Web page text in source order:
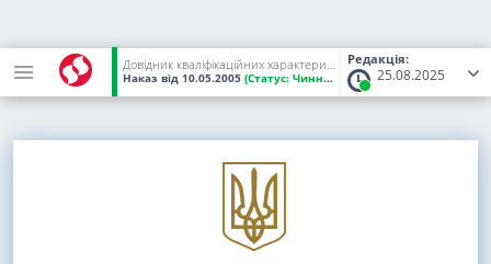
Редакція:
25.08.2025
Довідник кваліфікаційних характеристик професій працівників. Випуск 67. Водний транспорт
Наказ від 10.05.2005 (Статус: Чинний)